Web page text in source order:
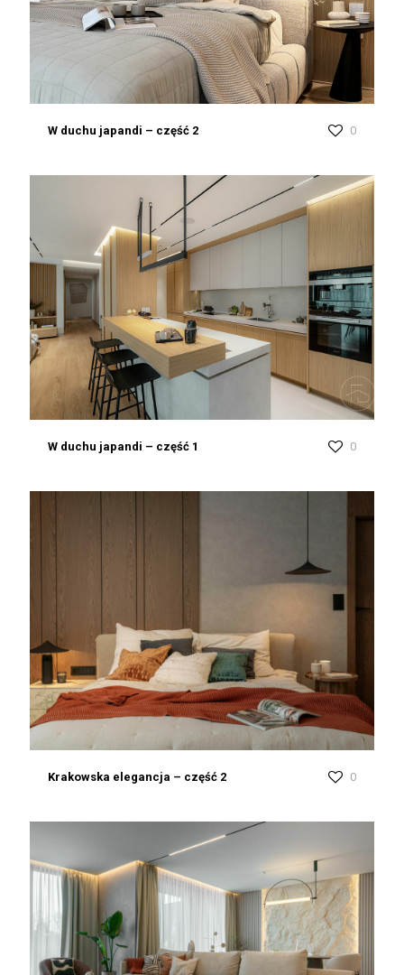
W duchu japandi – część 2 0
W duchu japandi – część 1 0
Krakowska elegancja – część 2 0